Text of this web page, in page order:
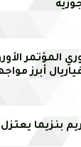
المؤتمر
أبرز
بنزيما